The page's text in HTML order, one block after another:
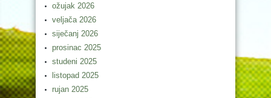
ožujak 2026
veljača 2026
siječanj 2026
prosinac 2025
studeni 2025
listopad 2025
rujan 2025